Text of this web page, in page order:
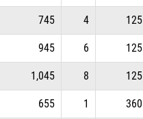
745 4 125
945 6 125
1,045 8 125
655 1 360